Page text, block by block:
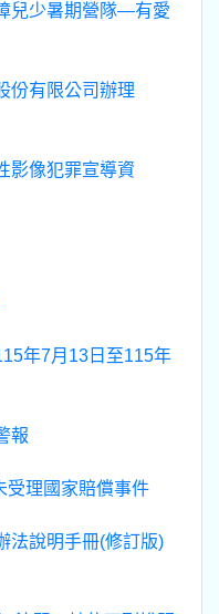
兒少暑期營隊—有愛
份有限公司辦理
影像犯罪宣導資
年7月13日至115年
報
受理國家賠償事件
法說明手冊(修訂版)